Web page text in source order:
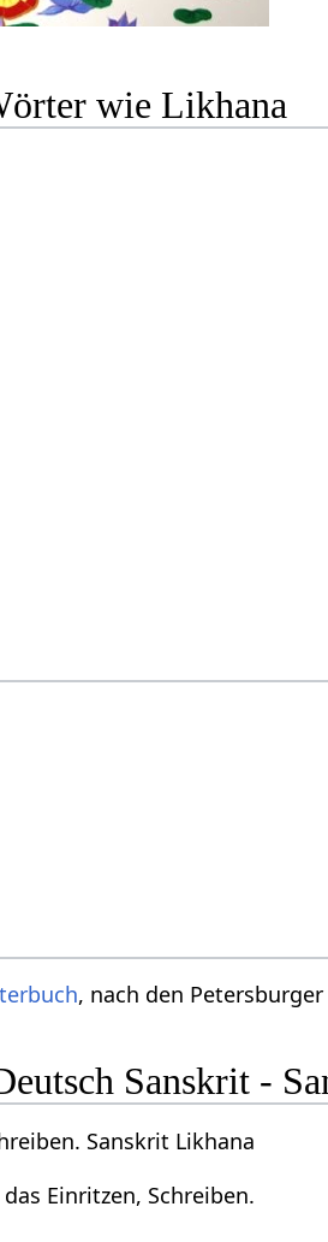
wie Likhana
, nach den
Sanskrit -
Sanskrit Likhana
Einritzen, Schreiben.